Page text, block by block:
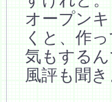
オープン
くと、作
気もする
風評も聞